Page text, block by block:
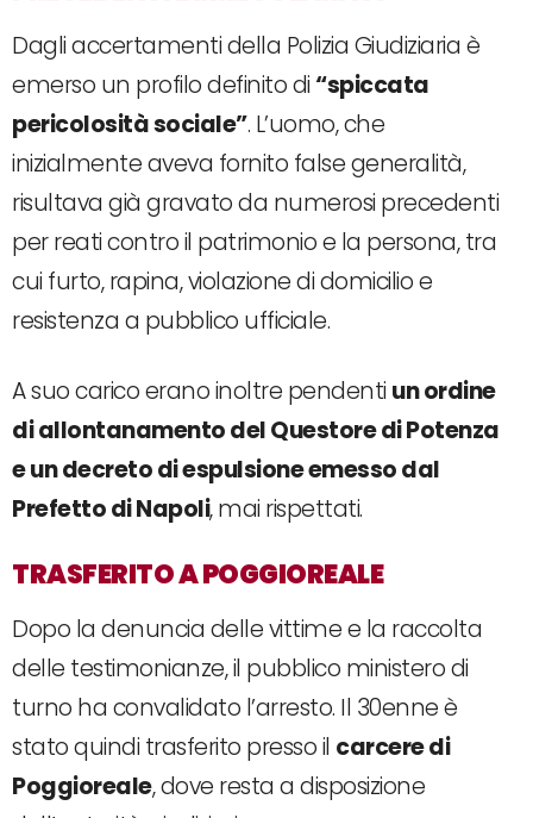
Dagli accertamenti della Polizia Giudiziaria è
emerso un profilo definito di “spiccata
pericolosità sociale”. L’uomo, che
inizialmente aveva fornito false generalità,
risultava già gravato da numerosi precedenti
per reati contro il patrimonio e la persona, tra
cui furto, rapina, violazione di domicilio e
resistenza a pubblico ufficiale.
A suo carico erano inoltre pendenti un ordine
di allontanamento del Questore di Potenza
e un decreto di espulsione emesso dal
Prefetto di Napoli, mai rispettati.
TRASFERITO A POGGIOREALE
Dopo la denuncia delle vittime e la raccolta
delle testimonianze, il pubblico ministero di
turno ha convalidato l’arresto. Il 30enne è
stato quindi trasferito presso il carcere di
Poggioreale, dove resta a disposizione